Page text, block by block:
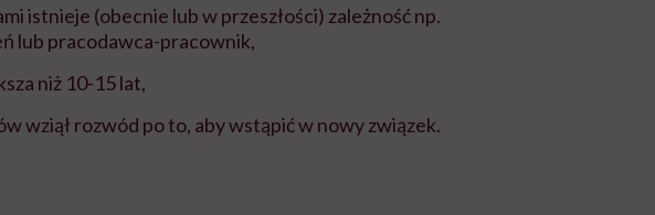
istnieje (obecnie lub w przeszłości) zależność np.
lub pracodawca-pracownik,
niż 10-15 lat,
wziął rozwód po to, aby wstąpić w nowy związek.